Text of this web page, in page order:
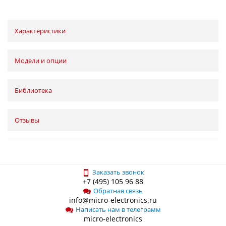
Характеристики
Модели и опции
Библиотека
Отзывы
Заказать звонок
+7 (495) 105 96 88
Обратная связь
info@micro-electronics.ru
Написать нам в телеграмм
micro-electronics